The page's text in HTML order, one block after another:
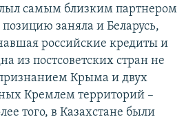
самым близким партнером
заняла и Беларусь,
российские кредиты и
из постсоветских стран не
Крыма и двух
Кремлем территорий –
того, в Казахстане были